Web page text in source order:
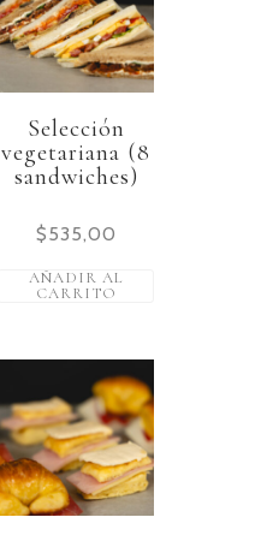
Selección
vegetariana (8
sandwiches)
$535,00
AÑADIR AL
CARRITO